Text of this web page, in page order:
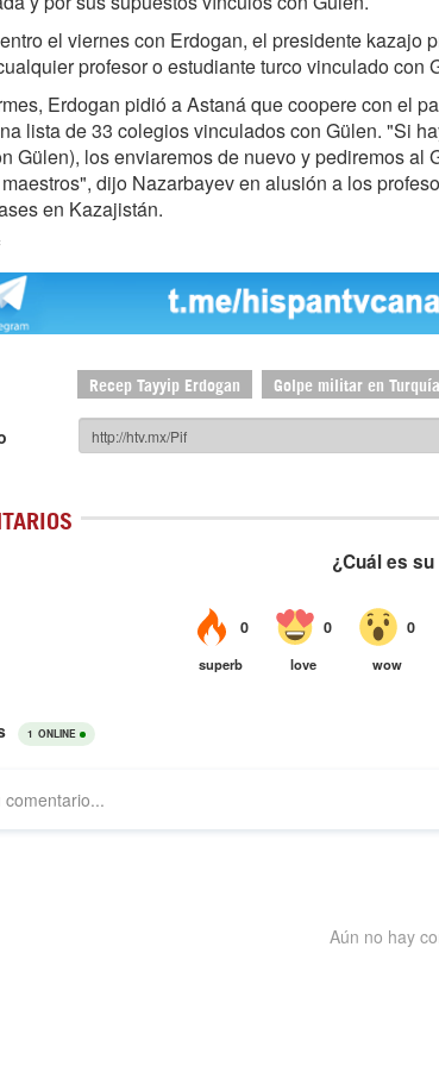
el viernes con Erdogan, el presidente kazajo
profesor o estudiante turco vinculado con
Erdogan pidió a Astaná que coopere con el
lista de 33 colegios vinculados con Gülen. "Si
Gülen), los enviaremos de nuevo y pediremos al
dijo Nazarbayev en alusión a los
en Kazajistán.
Recep Tayyip Erdogan Golpe militar en Turquía